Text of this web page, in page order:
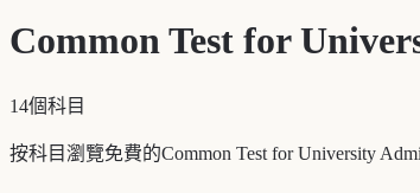
Common Test for
14個科目
按科目瀏覽免費的Common Test for University